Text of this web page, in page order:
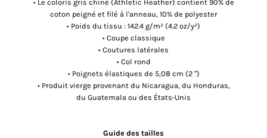
• Le coloris gris chiné (Athletic Heather) contient 90% de
coton peigné et filé à l'anneau, 10% de polyester
• Poids du tissu : 142.4 g/m² (4.2 oz/y²)
• Coupe classique
• Coutures latérales
• Col rond
• Poignets élastiques de 5,08 cm (2 ")
• Produit vierge provenant du Nicaragua, du Honduras,
du Guatemala ou des États-Unis
Guide des tailles